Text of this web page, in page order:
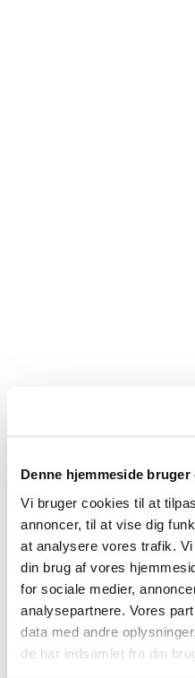
Denne hjemmeside bruger
Vi bruger cookies til at
annoncer, til at vise dig
at analysere vores trafik.
din brug af vores
for sociale medier,
analysepartnere. Vores
data med andre
de har indsamlet fra din